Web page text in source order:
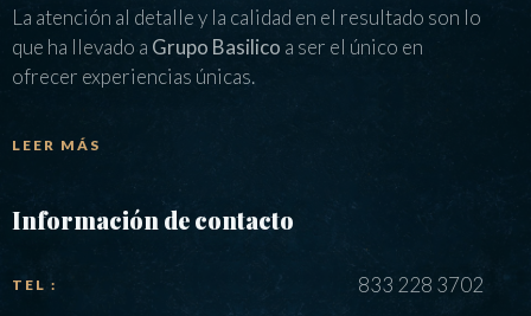
La atención al detalle y la calidad en el resultado son lo
que ha llevado a Grupo Basilico a ser el único en
ofrecer experiencias únicas.
LEER MÁS
Información de contacto
TEL : 833 228 3702